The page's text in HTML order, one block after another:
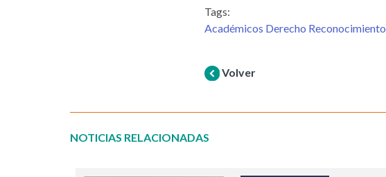
Tags:
Académicos Derecho Reconocimiento
Volver
NOTICIAS RELACIONADAS